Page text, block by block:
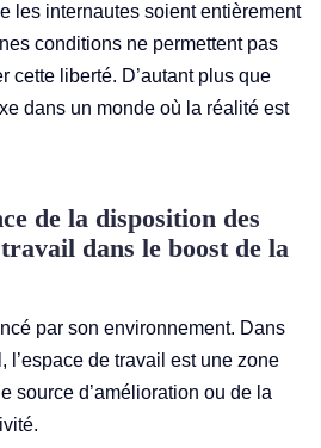
les internautes soient entièrement
conditions ne permettent pas
cette liberté. D’autant plus que
dans un monde où la réalité est
de la disposition des
travail dans le boost de la
par son environnement. Dans
l’espace de travail est une zone
source d’amélioration ou de la